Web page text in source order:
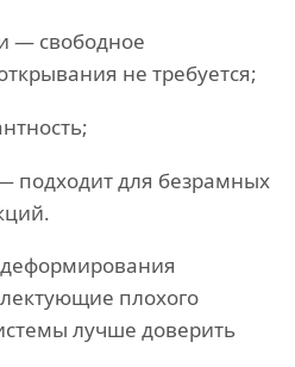
— свободное
не требуется;
подходит для безрамных
плохого
лучше доверить